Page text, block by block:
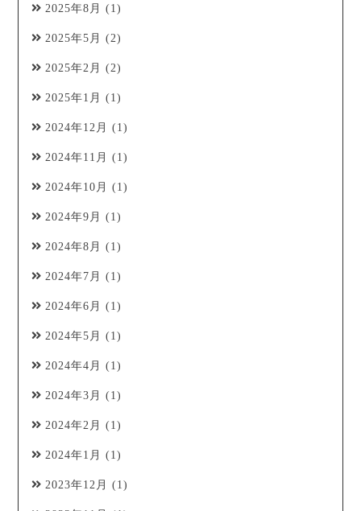
2025年8月 (1)
2025年5月 (2)
2025年2月 (2)
2025年1月 (1)
2024年12月 (1)
2024年11月 (1)
2024年10月 (1)
2024年9月 (1)
2024年8月 (1)
2024年7月 (1)
2024年6月 (1)
2024年5月 (1)
2024年4月 (1)
2024年3月 (1)
2024年2月 (1)
2024年1月 (1)
2023年12月 (1)